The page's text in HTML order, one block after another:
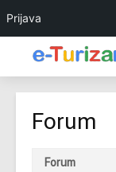
Prijava
Forum
Forum